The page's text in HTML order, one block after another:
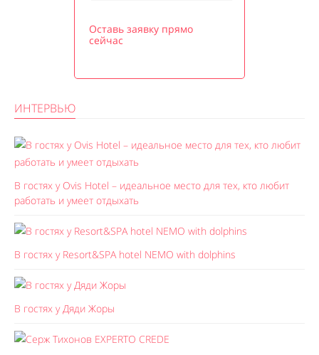
Оставь заявку прямо
сейчас
ИНТЕРВЬЮ
В гостях у Ovis Hotel – идеальное место для тех, кто любит
работать и умеет отдыхать
В гостях у Resort&SPA hotel NEMO with dolphins
В гостях у Дяди Жоры